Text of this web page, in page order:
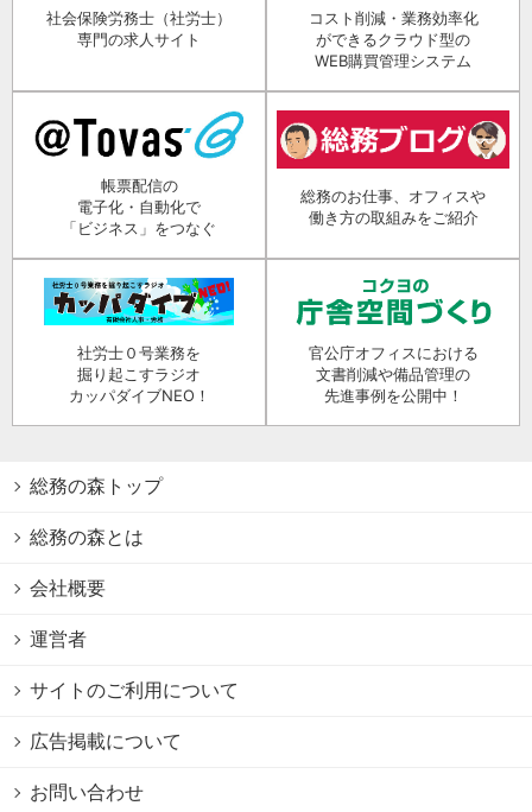
社会保険労務士（社労士）
専門の求人サイト
コスト削減・業務効率化
ができるクラウド型の
WEB購買管理システム
帳票配信の
電子化・自動化で
「ビジネス」をつなぐ
総務のお仕事、オフィスや
働き方の取組みをご紹介
社労士０号業務を
掘り起こすラジオ
カッパダイブNEO！
官公庁オフィスにおける
文書削減や備品管理の
先進事例を公開中！
総務の森トップ
総務の森とは
会社概要
運営者
サイトのご利用について
広告掲載について
お問い合わせ